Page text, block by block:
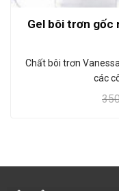
Gel bôi trơn gốc
Chất bôi trơn
các